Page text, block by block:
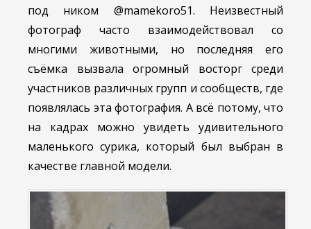
под ником @mamekoro51. Неизвестный
фотограф часто взаимодействовал со
многими животными, но последняя его
съёмка вызвала огромный восторг среди
участников различных групп и сообществ, где
появлялась эта фотография. А всё потому, что
на кадрах можно увидеть удивительного
маленького сурика, который был выбран в
качестве главной модели.